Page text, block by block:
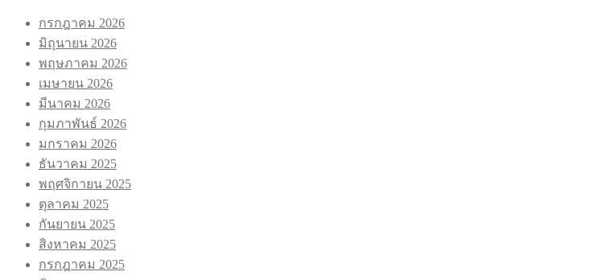
กรกฎาคม 2026
มิถุนายน 2026
พฤษภาคม 2026
เมษายน 2026
มีนาคม 2026
กุมภาพันธ์ 2026
มกราคม 2026
ธันวาคม 2025
พฤศจิกายน 2025
ตุลาคม 2025
กันยายน 2025
สิงหาคม 2025
กรกฎาคม 2025